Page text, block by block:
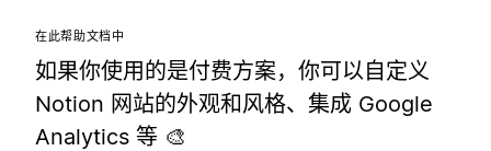
在此帮助文档中
如果你使用的是付费方案，你可以自定义
Notion 网站的外观和风格、集成 Google
Analytics 等 🎨